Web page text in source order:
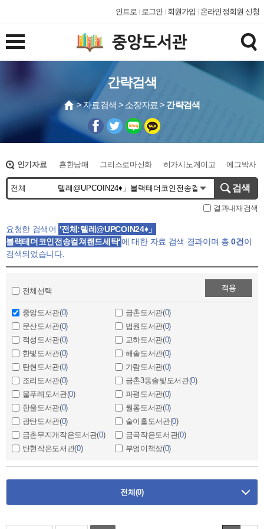
인트로 로그인 회원가입 온라인정회원 신청
간략검색
> 자료검색 > 소장자료 > 간략검색
인기자료 흔한남매 그리스로마신화 히가시노게이고
에그박사
종이접기
만화 오디세이아
검색
결과내재검색
요청한 검색어 '전체:텔레@UPCOIN24♦」
블랙테더코인전송컬쳐랜드세탁'에 대한 자료 검색 결과이며 총0건 이
검색되었습니다.
전체선택
중앙도서관(0) 금촌도서관(0)
문산도서관(0) 법원도서관(0)
적성도서관(0) 교하도서관(0)
한빛도서관(0) 해솔도서관(0)
탄현도서관(0) 가람도서관(0)
조리도서관(0) 금촌3동솔빛도서관(0)
물푸레도서관(0) 파평도서관(0)
한울도서관(0) 월롱도서관(0)
광탄도서관(0) 술이홀도서관(0)
금촌무지개작은도서관(0) 금곡작은도서관(0)
탄현작은도서관(0) 부엉이책장(0)
적용
전체 (0)